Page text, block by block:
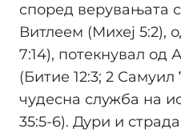
според верувањата
Витлеем (Михеј 5:2),
7:14), потекнувал од
(Битие 12:3; 2 Самуил
чудесна служба на
35:5-6). Дури и